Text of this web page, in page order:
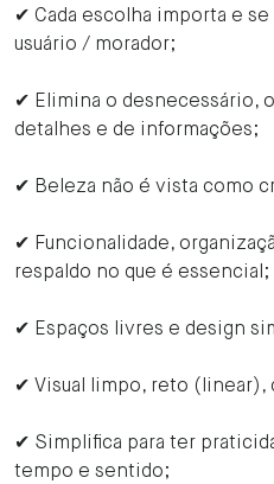
✔ Cada escolha importa e
usuário / morador;
✔ Elimina o desnecessário,
detalhes e de informações;
✔ Beleza não é vista como
✔ Funcionalidade,
respaldo no que é essencial;
✔ Espaços livres e design
✔ Visual limpo, reto (linear),
✔ Simplifica para ter
tempo e sentido;